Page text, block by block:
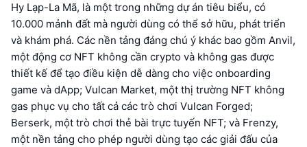
Hy Lạp-La Mã, là một trong những dự án tiêu biểu, có
10.000 mảnh đất mà người dùng có thể sở hữu, phát triển
và khám phá. Các nền tảng đáng chú ý khác bao gồm Anvil,
một động cơ NFT không cần crypto và không gas được
thiết kế để tạo điều kiện dễ dàng cho việc onboarding
game và dApp; Vulcan Market, một thị trường NFT không
gas phục vụ cho tất cả các trò chơi Vulcan Forged;
Berserk, một trò chơi thẻ bài trực tuyến NFT; và Frenzy,
một nền tảng cho phép người dùng tạo các giải đấu của